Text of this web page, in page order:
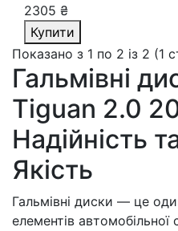
2305 ₴
Купити
Показано з 1 по 2 із 2 (1
Гальмівні
Tiguan 2.0
Надійність
Якість
Гальмівні диски — це
елементів